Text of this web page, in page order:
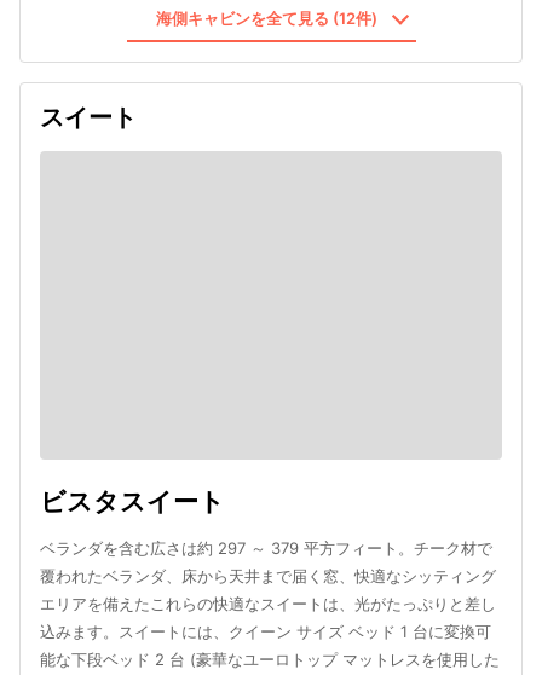
海側キャビンを全て見る (12件)
スイート
ビスタスイート
ベランダを含む広さは約 297 ～ 379 平方フィート。チーク材で
覆われたベランダ、床から天井まで届く窓、快適なシッティング
エリアを備えたこれらの快適なスイートは、光がたっぷりと差し
込みます。スイートには、クイーン サイズ ベッド 1 台に変換可
能な下段ベッド 2 台 (豪華なユーロトップ マットレスを使用した